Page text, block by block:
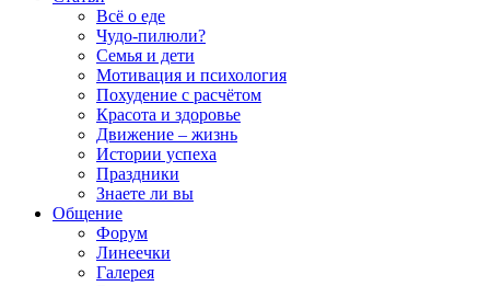
Всё о еде
Чудо-пилюли?
Семья и дети
Мотивация и психология
Похудение с расчётом
Красота и здоровье
Движение – жизнь
Истории успеха
Праздники
Знаете ли вы
Общение
Форум
Линеечки
Галерея